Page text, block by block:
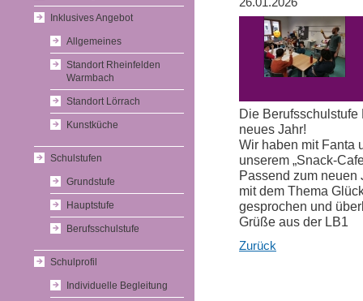
Inklusives Angebot
Allgemeines
Standort Rheinfelden
Warmbach
Standort Lörrach
Kunstküche
Schulstufen
Grundstufe
Hauptstufe
Berufsschulstufe
Schulprofil
Individuelle Begleitung
Die
neues Jahr!
Wir haben mit Fanta
unserem „Snack-
Passend zum neuen
mit dem Thema
gesprochen und
Grüße aus der LB1
Zurück